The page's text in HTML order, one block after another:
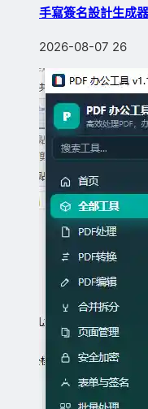
手寫簽名設計生成
2026-08-07 26